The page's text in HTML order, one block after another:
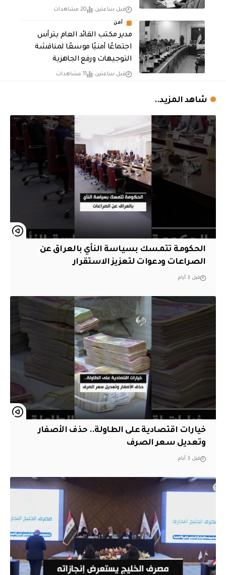
قبل ساعتين 20 مشاهدات
أمن
مدير مكتب القائد العام يترأس
اجتماعًا أمنيًا موسعًا لمناقشة
التوجيهات ورفع الجاهزية
قبل ساعتين 11 مشاهدات
شاهد المزيد..
الحكومة تتمسك بسياسة النأي بالعراق عن
الصراعات ودعوات لتعزيز الاستقرار
قبل 3 أيام
خيارات اقتصادية على الطاولة.. حذف الأصفار
وتعديل سعر الصرف
قبل 3 أيام